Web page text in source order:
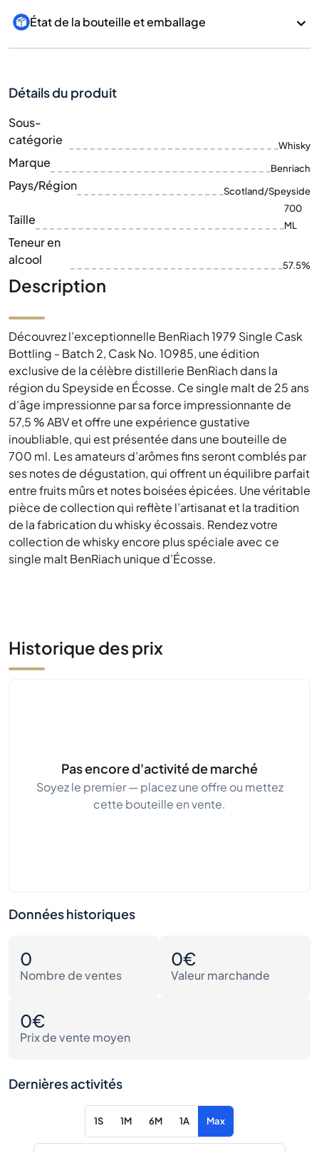
État de la bouteille et emballage
Détails du produit
Sous-
catégorie
Whisky
Marque Benriach
Pays/Région Scotland/Speyside
Taille
700
ML
Teneur en
alcool
57.5%
Description
Découvrez l’exceptionnelle BenRiach 1979 Single Cask
Bottling - Batch 2, Cask No. 10985, une édition
exclusive de la célèbre distillerie BenRiach dans la
région du Speyside en Écosse. Ce single malt de 25 ans
d’âge impressionne par sa force impressionnante de
57,5 % ABV et offre une expérience gustative
inoubliable, qui est présentée dans une bouteille de
700 ml. Les amateurs d’arômes fins seront comblés par
ses notes de dégustation, qui offrent un équilibre parfait
entre fruits mûrs et notes boisées épicées. Une véritable
pièce de collection qui reflète l’artisanat et la tradition
de la fabrication du whisky écossais. Rendez votre
collection de whisky encore plus spéciale avec ce
single malt BenRiach unique d’Écosse.
Historique des prix
Pas encore d'activité de marché
Soyez le premier — placez une offre ou mettez
cette bouteille en vente.
Données historiques
0
Nombre de ventes
0€
Valeur marchande
0€
Prix de vente moyen
Dernières activités
1S 1M 6M 1A Max